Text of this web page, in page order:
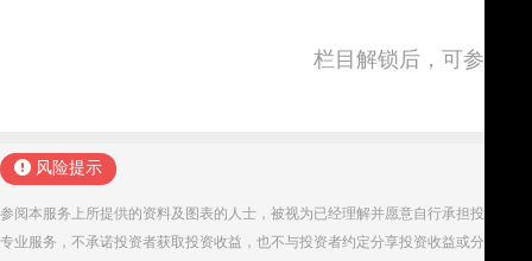
栏目解锁后，可参与
风险提示
参阅本服务上所提供的资料及图表的人士，被视为已经理解并愿意自行承担投资服
专业服务，不承诺投资者获取投资收益，也不与投资者约定分享投资收益或分担投